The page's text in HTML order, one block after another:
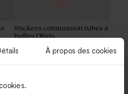
À propos des cookies
Stickers communion tubes à
bulles Olivia